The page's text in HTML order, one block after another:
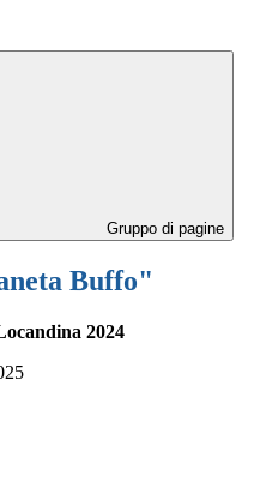
Gruppo di pagine
Buffo"